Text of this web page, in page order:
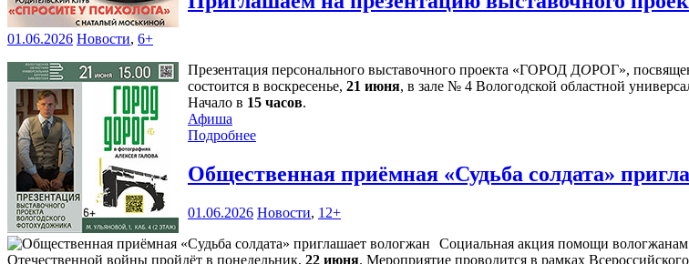
01.06.2026 Новости, 6+
Презентация персонального выставочного проекта «ГОРОД ДОРОГ»,
состоится в воскресенье, 21 июня, в зале № 4 Вологодской областной
Начало в 15 часов.
Афиша
Подробнее
Общественная приёмная «Судьба солдата»
01.06.2026 Новости, 12+
Социальная акция помощи
Отечественной войны пройдёт в понедельник, 22 июня. Мероприятие проводится в рамках